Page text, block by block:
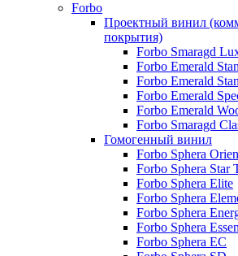
Forbo
Проектный винил
покрытия)
Forbo Smaragd
Forbo Emerald
Forbo Emerald
Forbo Emerald
Forbo Emerald
Forbo Smaragd
Гомогенный винил
Forbo Sphera
Forbo Sphera Star
Forbo Sphera Elite
Forbo Sphera
Forbo Sphera
Forbo Sphera
Forbo Sphera EC